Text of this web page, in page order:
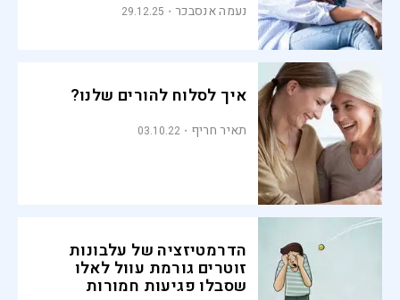
נעמה אנסבכר 29.12.25
איך לסלוח להורים שלנו?
תאיר חריף 03.10.22
הדרמטיזציה של עלבונות
זוטרים גורמת עוול לאלו
שסבלו פגיעות חמורות